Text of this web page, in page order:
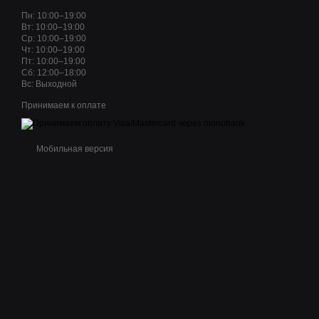
Пн: 10:00–19:00
Вт: 10:00–19:00
Ср: 10:00–19:00
Чт: 10:00–19:00
Пт: 10:00–19:00
Сб: 12:00–18:00
Вс: Выходной
Принимаем к оплате
Мобильная версия